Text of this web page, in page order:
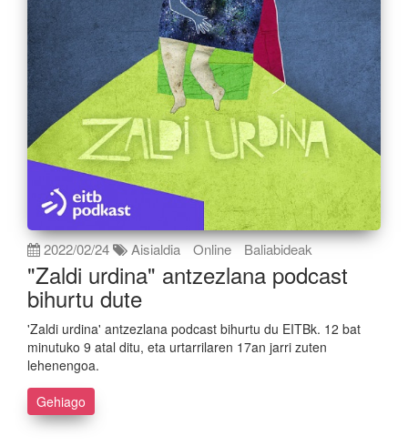
2022/02/24 Aisialdia Online Baliabideak
"Zaldi urdina" antzezlana podcast
bihurtu dute
'Zaldi urdina' antzezlana podcast bihurtu du EITBk. 12 bat
minutuko 9 atal ditu, eta urtarrilaren 17an jarri zuten
lehenengoa.
Gehiago